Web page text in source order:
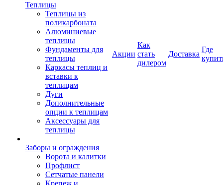
Теплицы
Теплицы из
поликарбоната
Алюминиевые
теплицы
Фундаменты для
теплицы
Каркасы теплиц и
вставки к
теплицам
Дуги
Дополнительные
опции к теплицам
Аксессуары для
теплицы
Заборы и ограждения
Ворота и калитки
Профлист
Сетчатые панели
Крепеж и
Акции
Как
стать
дилером
Доставка
Где